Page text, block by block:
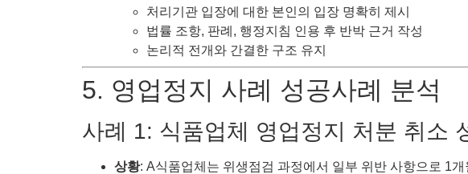
처리기관 입장에 대한 본인의 입장 명확히 제시
법률 조항, 판례, 행정지침 인용 후 반박 근거 작성
논리적 전개와 간결한 구조 유지
5. 영업정지 사례 성공사례 분석
사례 1: 식품업체 영업정지 처분 취소
상황: A식품업체는 위생점검 과정에서 일부 위반 사항으로 1